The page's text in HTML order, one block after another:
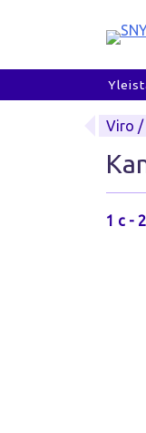
Viro /
1 c -